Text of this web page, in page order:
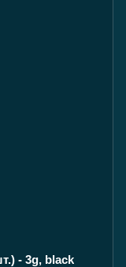
- 3g, black